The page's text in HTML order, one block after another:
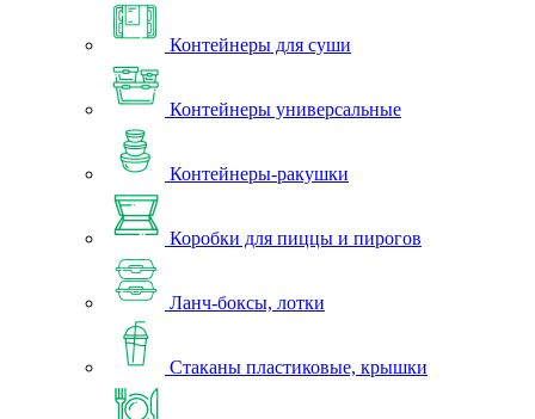
Контейнеры для суши
Контейнеры универсальные
Контейнеры-ракушки
Коробки для пиццы и пирогов
Ланч-боксы, лотки
Стаканы пластиковые, крышки